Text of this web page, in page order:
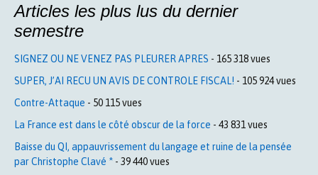
Articles les plus lus du dernier
semestre
SIGNEZ OU NE VENEZ PAS PLEURER APRES - 165 318 vues
SUPER, J’AI RECU UN AVIS DE CONTROLE FISCAL! - 105 924 vues
Contre-Attaque - 50 115 vues
La France est dans le côté obscur de la force - 43 831 vues
Baisse du QI, appauvrissement du langage et ruine de la pensée
par Christophe Clavé * - 39 440 vues